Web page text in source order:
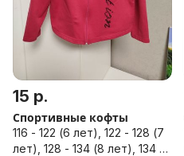
15 р.
Спортивные кофты
116 - 122 (6 лет), 122 - 128 (7
лет), 128 - 134 (8 лет), 134 -